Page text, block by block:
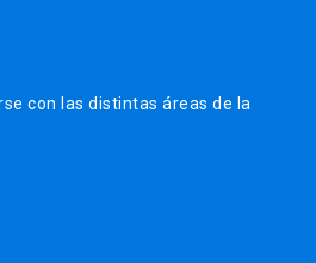
con las distintas áreas de la